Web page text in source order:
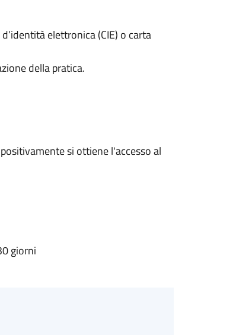
elettronica (CIE) o carta
della pratica.
si ottiene l'accesso al
giorni